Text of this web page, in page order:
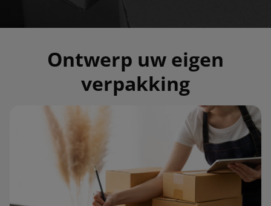
Ontwerp uw eigen
verpakking